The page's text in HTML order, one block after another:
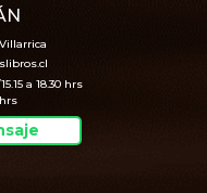
a 18.30 hrs
hrs